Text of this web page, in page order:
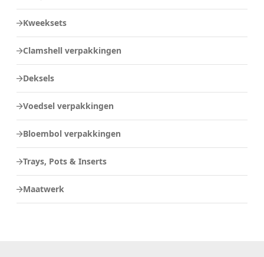
Kweeksets
Clamshell verpakkingen
Deksels
Voedsel verpakkingen
Bloembol verpakkingen
Trays, Pots & Inserts
Maatwerk